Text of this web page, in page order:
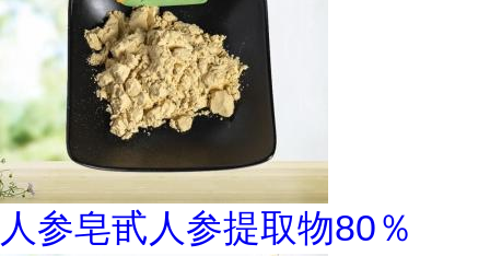
人参皂甙人参提取物80％